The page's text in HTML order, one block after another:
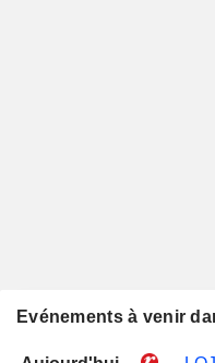
Evénements à venir